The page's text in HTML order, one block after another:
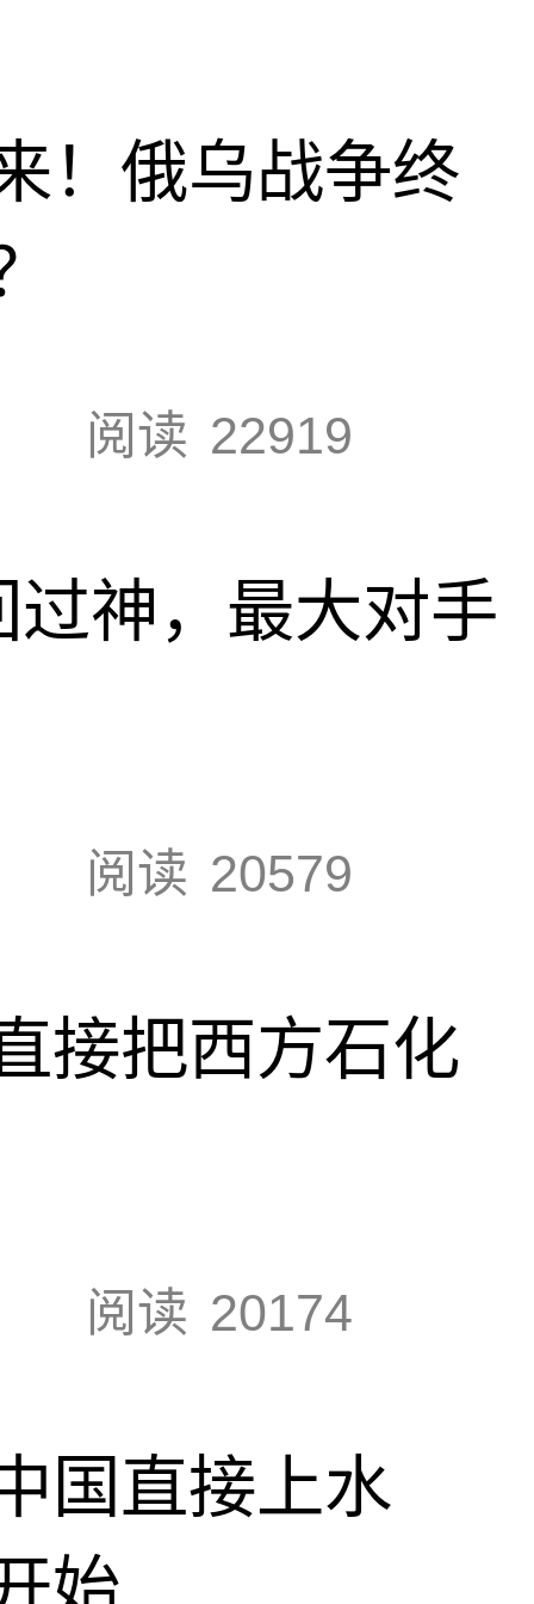
！俄乌战争终
阅读 22919
神，最大对手
阅读 20579
接把西方石化
阅读 20174
国直接上水
始